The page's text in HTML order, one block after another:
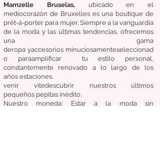
Mamzelle Bruselas, ubicado en el
mediocorazón de Bruxelles es una boutique de
prêt-à-porter para mujer. Siempre a la vanguardia
de la moda y las últimas tendencias, ofrecemos
una gama
deropa yaccesorios minuciosamenteseleccionad
o paraamplificartu estilo personal,
constantemente renovado a lo largo de los
años estaciones.
venir vitedescubrir nuestros últimos
pequeños pepitas inédito.
Nuestro moneda:
Estar a la moda sin